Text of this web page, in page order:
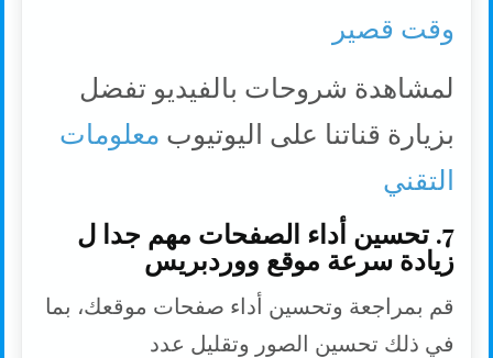
وقت قصير
لمشاهدة شروحات بالفيديو تفضل
بزيارة قناتنا على اليوتيوب معلومات
التقني
7. تحسين أداء الصفحات مهم جدا ل
زيادة سرعة موقع ووردبريس
قم بمراجعة وتحسين أداء صفحات موقعك، بما
في ذلك تحسين الصور وتقليل عدد